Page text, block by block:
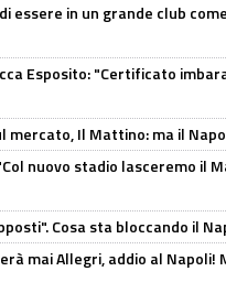
essere in un grande club
Esposito: "Certificato
mercato, Il Mattino: ma il
nuovo stadio lasceremo il
Cosa sta bloccando il
mai Allegri, addio al